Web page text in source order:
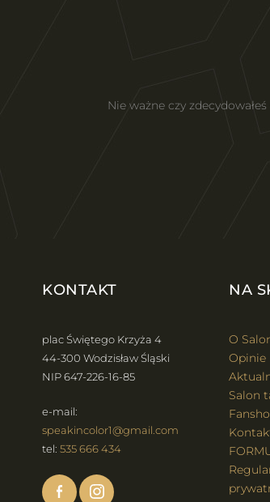
Nie ważne czy
KONTAKT
plac Świętego Krzyża 4
44-300 Wodzisław Śląski
NIP 647-226-16-85
e-mail:
speakincolor1@gmail.com
tel: 535 666 434
NA
O
Opinie
Salon